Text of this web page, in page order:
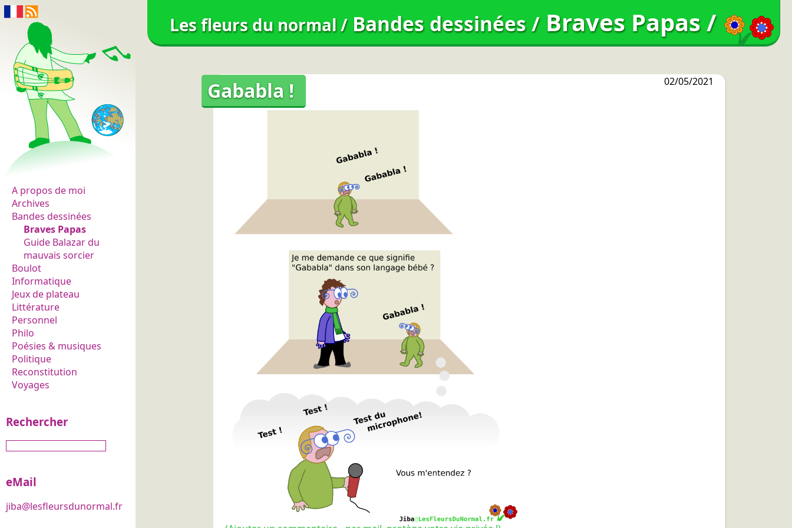
Les fleurs du normal
A propos de moi
Archives
Bandes dessinées
Braves Papas
Guide Balazar du
mauvais sorcier
Boulot
Informatique
Jeux de plateau
Littérature
Personnel
Philo
Poésies & musiques
Politique
Reconstitution
Voyages
Rechercher
eMail
jiba@lesfleursdunormal.fr
Les fleurs du normal/ Bandes dessinées/ Braves Papas/
02/05/2021
Gababla !